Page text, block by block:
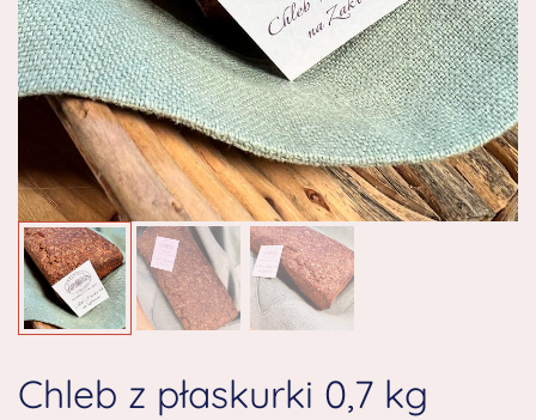
Chleb z płaskurki 0,7 kg